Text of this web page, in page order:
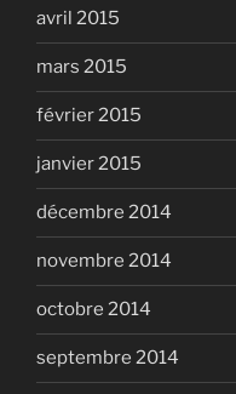
avril 2015
mars 2015
février 2015
janvier 2015
décembre 2014
novembre 2014
octobre 2014
septembre 2014